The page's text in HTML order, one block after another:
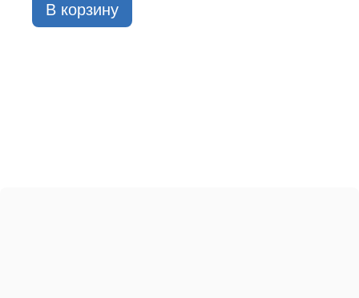
В корзину